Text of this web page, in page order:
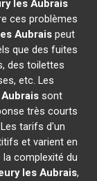
les Aubrais
ces problèmes
Aubraispeut
que des fuites
des toilettes
etc. Les
sont
très courts
tarifs d'un
et varient en
complexité du
les Aubrais,